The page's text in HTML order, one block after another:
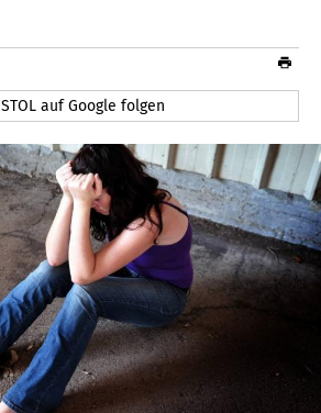
STOL auf Google folgen